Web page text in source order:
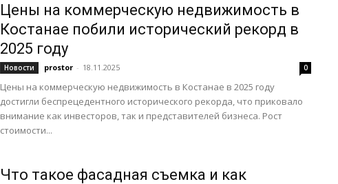
Цены на коммерческую недвижимость в
Костанае побили исторический рекорд в
2025 году
Новости prostor - 18.11.2025 0
Цены на коммерческую недвижимость в Костанае в 2025 году
достигли беспрецедентного исторического рекорда, что приковало
внимание как инвесторов, так и представителей бизнеса. Рост
стоимости...
Что такое фасадная съемка и как